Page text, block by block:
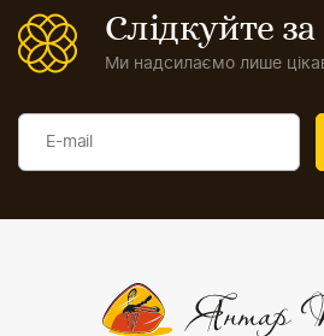
Слідкуйте
Ми надсилаємо лише